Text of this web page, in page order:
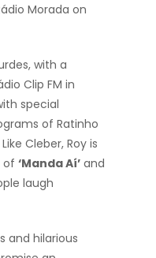
Morada on
with a
Clip FM in
special
of Ratinho
Cleber, Roy is
of ‘Manda Aí’ and
laugh
and hilarious